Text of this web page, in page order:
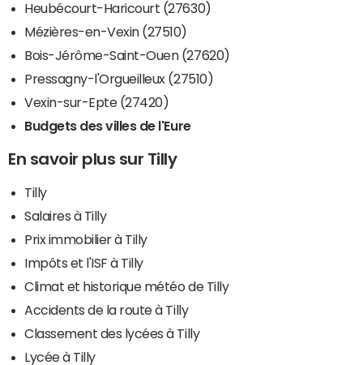
Heubécourt-Haricourt (27630)
Mézières-en-Vexin (27510)
Bois-Jérôme-Saint-Ouen (27620)
Pressagny-l'Orgueilleux (27510)
Vexin-sur-Epte (27420)
Budgets des villes de l'Eure
En savoir plus sur Tilly
Tilly
Salaires à Tilly
Prix immobilier à Tilly
Impôts et l'ISF à Tilly
Climat et historique météo de Tilly
Accidents de la route à Tilly
Classement des lycées à Tilly
Lycée à Tilly